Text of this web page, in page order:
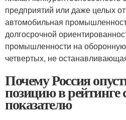
предприятий или даже целых
автомобильная
долгосрочной
промышленности на
четвертых, не
Почему Россия
позицию в рейтинге
показателю